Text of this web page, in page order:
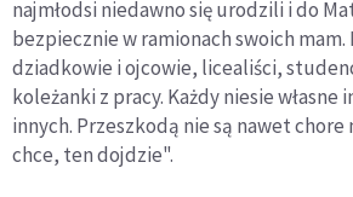
najmłodsi niedawno się urodzili i do
bezpiecznie w ramionach swoich
dziadkowie i ojcowie, licealiści,
koleżanki z pracy. Każdy niesie własne
innych. Przeszkodą nie są nawet
chce, ten dojdzie".